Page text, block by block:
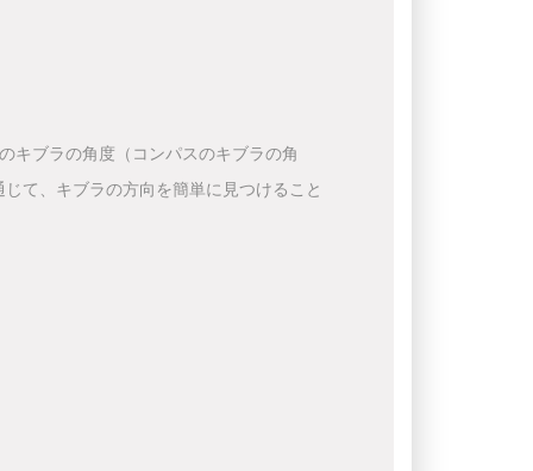
キブラの角度（コンパスのキブラの角
て、キブラの方向を簡単に見つけること